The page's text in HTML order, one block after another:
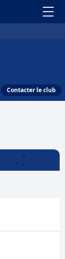
Contacter le club